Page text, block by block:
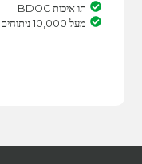
תו איכות BDOC
מעל 10,000 ניתוחים תוך-עיניים